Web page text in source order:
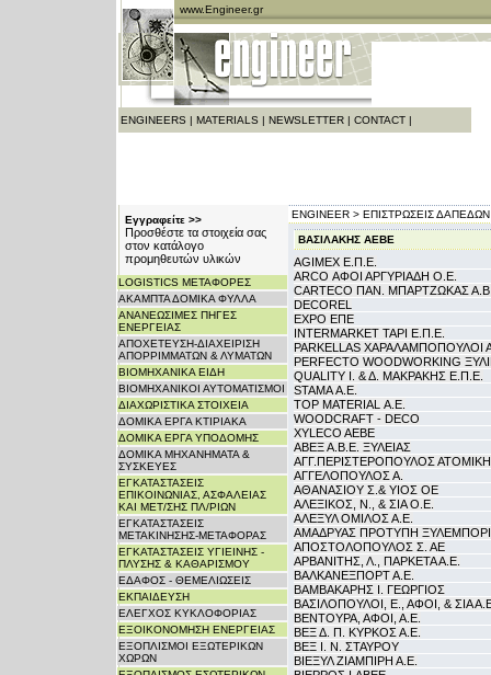
www.Engineer.gr
ENGINEERS | MATERIALS | NEWSLETTER| CONTACT|
Εγγραφείτε >>
Προσθέστε τα στοιχεία σας
στον κατάλογο
προμηθευτών υλικών
LOGISTICS ΜΕΤΑΦΟΡΕΣ
ΑΚΑΜΠΤΑ ΔΟΜΙΚΑ ΦΥΛΛΑ
ΑΝΑΝΕΩΣΙΜΕΣ ΠΗΓΕΣ
ΕΝΕΡΓΕΙΑΣ
ΑΠΟΧΕΤΕΥΣΗ-ΔΙΑΧΕΙΡΙΣΗ
ΑΠΟΡΡΙΜΜΑΤΩΝ & ΛΥΜΑΤΩΝ
ΒΙΟΜΗΧΑΝΙΚΑ ΕΙΔΗ
ΒΙΟΜΗΧΑΝΙΚΟΙ ΑΥΤΟΜΑΤΙΣΜΟΙ
ΔΙΑΧΩΡΙΣΤΙΚΑ ΣΤΟΙΧΕΙΑ
ΔΟΜΙΚΑ ΕΡΓΑ ΚΤΙΡΙΑΚΑ
ΔΟΜΙΚΑ ΕΡΓΑ ΥΠΟΔΟΜΗΣ
ΔΟΜΙΚΑ ΜΗΧΑΝΗΜΑΤΑ &
ΣΥΣΚΕΥΕΣ
ΕΓΚΑΤΑΣΤΑΣΕΙΣ
ΕΠΙΚΟΙΝΩΝΙΑΣ, ΑΣΦΑΛΕΙΑΣ
ΚΑΙ ΜΕΤ/ΣΗΣ ΠΛ/ΡΙΩΝ
ΕΓΚΑΤΑΣΤΑΣΕΙΣ
ΜΕΤΑΚΙΝΗΣΗΣ-ΜΕΤΑΦΟΡΑΣ
ΕΓΚΑΤΑΣΤΑΣΕΙΣ ΥΓΙΕΙΝΗΣ -
ΠΛΥΣΗΣ & ΚΑΘΑΡΙΣΜΟΥ
ΕΔΑΦΟΣ - ΘΕΜΕΛΙΩΣΕΙΣ
ΕΚΠΑΙΔΕΥΣΗ
ΕΛΕΓΧΟΣ ΚΥΚΛΟΦΟΡΙΑΣ
ΕΞΟΙΚΟΝΟΜΗΣΗ ΕΝΕΡΓΕΙΑΣ
ΕΞΟΠΛΙΣΜΟΙ ΕΞΩΤΕΡΙΚΩΝ
ΧΩΡΩΝ
ENGINEER > ΕΠΙΣΤΡΩΣΕΙΣ ΔΑΠΕΔΩΝ
ΒΑΣΙΛΑΚΗΣ ΑΕΒΕ
AGIMEX Ε.Π.Ε.
ARCO ΑΦΟΙ ΑΡΓΥΡΙΑΔΗ Ο.Ε.
CARTECO ΠΑΝ. ΜΠΑΡΤΖΩΚΑΣ
DECOREL
EXPO ΕΠΕ
INTERMARKET TAPI Ε.Π.Ε.
PARKELLAS ΧΑΡΑΛΑΜΠΟΠΟΥΛΟΙ
PERFECTO WOODWORKING
QUALITY Ι. & Δ. ΜΑΚΡΑΚΗΣ Ε.Π.Ε.
STAMA Α.Ε.
TOP MATERIAL Α.Ε.
WOODCRAFT - DECO
XYLECO AEBE
ΑΒΕΞ Α.Β.Ε. ΞΥΛΕΙΑΣ
ΑΓΓ.ΠΕΡΙΣΤΕΡΟΠΟΥΛΟΣ ΑΤΟΜΙΚΗ
ΑΓΓΕΛΟΠΟΥΛΟΣ Α.
ΑΘΑΝΑΣΙΟΥ Σ.& ΥΙΟΣ ΟΕ
ΑΛΕΞΙΚΟΣ, Ν., & ΣΙΑ Ο.Ε.
ΑΛΕΞΥΛ ΟΜΙΛΟΣ Α.Ε.
ΑΜΑΔΡΥΑΣ ΠΡΟΤΥΠΗ
ΑΠΟΣΤΟΛΟΠΟΥΛΟΣ Σ. ΑΕ
ΑΡΒΑΝΙΤΗΣ, Λ., ΠΑΡΚΕΤΑ Α.Ε.
ΒΑΛΚΑΝΕΞΠΟΡΤ Α.Ε.
ΒΑΜΒΑΚΑΡΗΣ Ι. ΓΕΩΡΓΙΟΣ
ΒΑΣΙΛΟΠΟΥΛΟΙ, Ε., ΑΦΟΙ, & ΣΙΑ
ΒΕΝΤΟΥΡΑ, ΑΦΟΙ, Α.Ε.
ΒΕΞ Δ. Π. ΚΥΡΚΟΣ Α.Ε.
ΒΕΞ Ι. Ν. ΣΤΑΥΡΟΥ
ΒΙΕΞΥΛ ΖΙΑΜΠΙΡΗ Α.Ε.